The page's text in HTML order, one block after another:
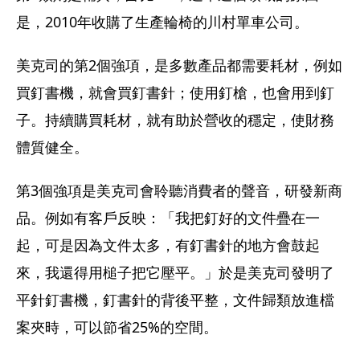
是，2010年收購了生產輪椅的川村單車公司。
美克司的第2個強項，是多數產品都需要耗材，例如
買釘書機，就會買釘書針；使用釘槍，也會用到釘
子。持續購買耗材，就有助於營收的穩定，使財務
體質健全。
第3個強項是美克司會聆聽消費者的聲音，研發新商
品。例如有客戶反映：「我把釘好的文件疊在一
起，可是因為文件太多，有釘書針的地方會鼓起
來，我還得用槌子把它壓平。」於是美克司發明了
平針釘書機，釘書針的背後平整，文件歸類放進檔
案夾時，可以節省25%的空間。